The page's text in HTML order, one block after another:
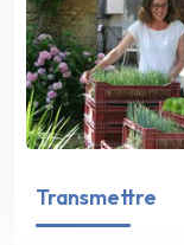
Transmettre